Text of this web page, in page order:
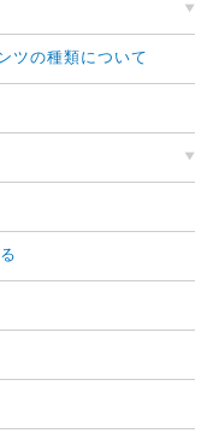
ツの種類について